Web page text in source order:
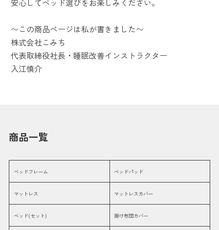
安心してベッド選びをお楽しみください。
〜この商品ページは私が書きました〜
株式会社こみち
代表取締役社長・睡眠改善インストラクター
入江慎介
商品一覧
ベッドフレーム
マットレス
ベッド(セット)
ベッドパッド
マットレスカバー
掛け布団カバー